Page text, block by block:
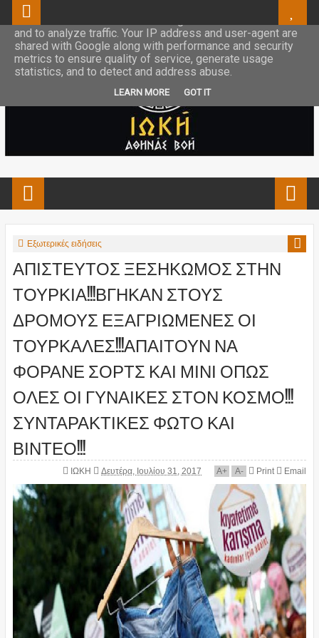
Εξωτερικές ειδήσεις
ΑΠΙΣΤΕΥΤΟΣ ΞΕΣΗΚΩΜΟΣ ΣΤΗΝ
ΤΟΥΡΚΙΑ!!!ΒΓΗΚΑΝ ΣΤΟΥΣ
ΔΡΟΜΟΥΣ ΕΞΑΓΡΙΩΜΕΝΕΣ ΟΙ
ΤΟΥΡΚΑΛΕΣ!!!ΑΠΑΙΤΟΥΝ ΝΑ
ΦΟΡΑΝΕ ΣΟΡΤΣ ΚΑΙ ΜΙΝΙ ΟΠΩΣ
ΟΛΕΣ ΟΙ ΓΥΝΑΙΚΕΣ ΣΤΟΝ ΚΟΣΜΟ!!!
ΣΥΝΤΑΡΑΚΤΙΚΕΣ ΦΩΤΟ ΚΑΙ
ΒΙΝΤΕΟ!!!
ΙΩΚΗ Δευτέρα, Ιουλίου 31, 2017 A+ A- Print Email
This site uses cookies from Google to deliver its services
and to analyze traffic. Your IP address and user-agent are
shared with Google along with performance and security
metrics to ensure quality of service, generate usage
statistics, and to detect and address abuse.
LEARN MORE GOT IT